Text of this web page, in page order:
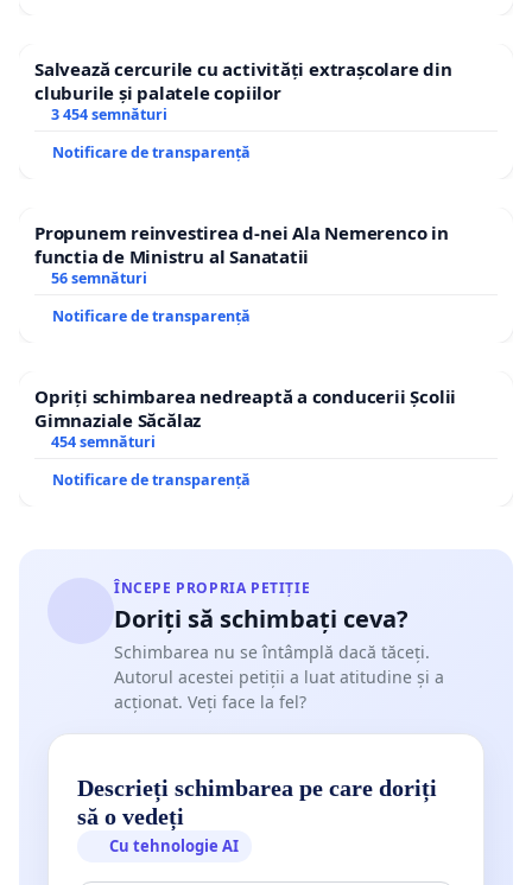
Salvează cercurile cu activități extrașcolare din
cluburile și palatele copiilor
3 454 semnături
Notificare de transparență
Propunem reinvestirea d-nei Ala Nemerenco in
functia de Ministru al Sanatatii
56 semnături
Notificare de transparență
Opriți schimbarea nedreaptă a conducerii Școlii
Gimnaziale Săcălaz
454 semnături
Notificare de transparență
ÎNCEPE PROPRIA PETIȚIE
Doriți să schimbați ceva?
Schimbarea nu se întâmplă dacă tăceți.
Autorul acestei petiții a luat atitudine și a
acționat. Veți face la fel?
Descrieți schimbarea pe care doriți
să o vedeți
Cu tehnologie AI